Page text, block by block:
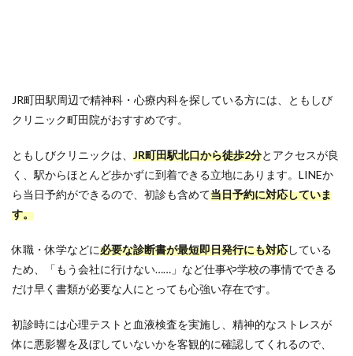
JR町田駅周辺で精神科・心療内科を探している方には、ともしび
クリニック町田院がおすすめです。
ともしびクリニックは、 JR町田駅北口から徒歩2分とアクセスが良
く、駅からほとんど歩かずに到着できる立地にあります。LINEか
ら当日予約ができるので、初診も含めて当日予約に対応していま
す。
休職・休学などに必要な診断書が最短即日発行にも対応している
ため、「もう会社に行けない……」など仕事や学校の事情でできる
だけ早く書類が必要な人にとっても心強い存在です。
初診時には心理テストと血液検査を実施し、精神的なストレスが
体に悪影響を及ぼしていないかを客観的に確認してくれるので、